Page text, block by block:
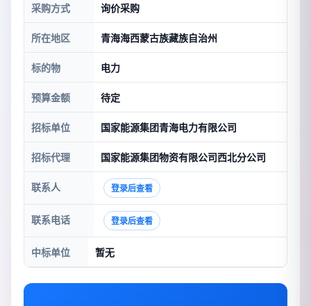
采购方式 询价采购
所在地区 青海海西蒙古族藏族自治州
标的物 电力
预算金额 待定
招标单位 国家能源集团青海电力有限公司
招标代理 国家能源集团物资有限公司西北分公司
联系人 登录后查看
联系电话 登录后查看
中标单位 暂无